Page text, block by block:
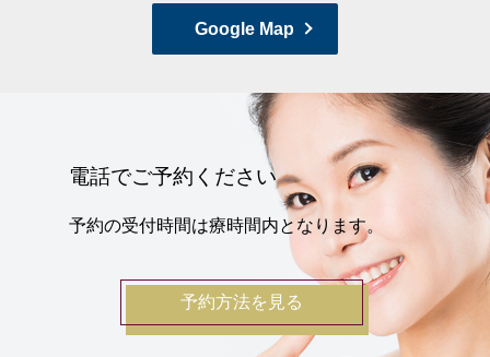
Google Map
電話でご予約ください
予約の受付時間は療時間内となります。
予約方法を見る